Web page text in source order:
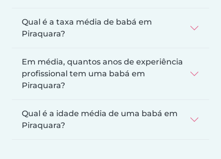
Qual é a taxa média de babá em
Piraquara?
Em média, quantos anos de experiência
profissional tem uma babá em
Piraquara?
Qual é a idade média de uma babá em
Piraquara?